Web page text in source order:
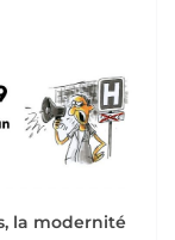
la modernité